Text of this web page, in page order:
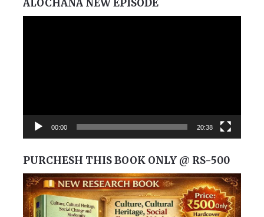
ALOCHANA NEW EPISODE
00:00 20:38
PURCHESH THIS BOOK ONLY @ RS-500